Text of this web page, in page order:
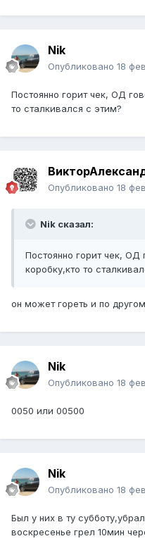
Nik
Опубликовано 18
Постоянно горит чек, ОД
то сталкивался с этим?
Опубликовано 18
Nik сказал:
Постоянно горит чек, ОД
коробку,кто то
он может гореть и по
Nik
Опубликовано 18
0050 или 00500
Nik
Опубликовано 18
Был у них в ту
воскресенье грел 10мин